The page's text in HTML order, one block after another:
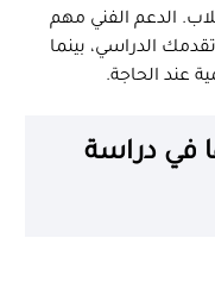
الدعم الفني مهم
الدراسي، بينما
عند الحاجة.
في دراسة